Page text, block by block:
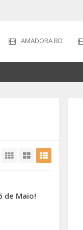
AMADORA BD
de Maio!